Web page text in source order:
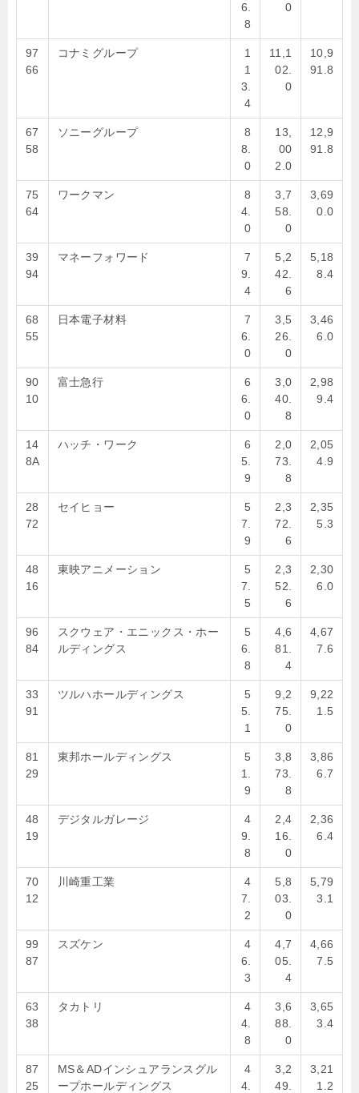
6.
8
0
97
66
コナミグループ
1
1
3.
4
11,1
02.
0
10,9
91.8
67
58
ソニーグループ
8
8.
0
13,
00
2.0
12,9
91.8
75
64
ワークマン
8
4.
0
3,7
58.
0
3,69
0.0
39
94
マネーフォワード
7
9.
4
5,2
42.
6
5,18
8.4
68
55
日本電子材料
7
6.
0
3,5
26.
0
3,46
6.0
90
10
富士急行
6
6.
0
3,0
40.
8
2,98
9.4
14
8A
ハッチ・ワーク
6
5.
9
2,0
73.
8
2,05
4.9
28
72
セイヒョー
5
7.
9
2,3
72.
6
2,35
5.3
48
16
東映アニメーション
5
7.
5
2,3
52.
6
2,30
6.0
96
84
スクウェア・エニックス・ホー
ルディングス
5
6.
8
4,6
81.
4
4,67
7.6
33
91
ツルハホールディングス
5
5.
1
9,2
75.
0
9,22
1.5
81
29
東邦ホールディングス
5
1.
9
3,8
73.
8
3,86
6.7
48
19
デジタルガレージ
4
9.
8
2,4
16.
0
2,36
6.4
70
12
川崎重工業
4
7.
2
5,8
03.
0
5,79
3.1
99
87
スズケン
4
6.
3
4,7
05.
4
4,66
7.5
63
38
タカトリ
4
4.
8
3,6
88.
0
3,65
3.4
87
25
MS＆ADインシュアランスグル
ープホールディングス
4
4.
3,2
49.
3,21
1.2